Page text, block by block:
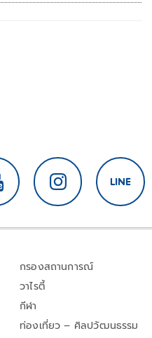
กรองสถานการณ์
วาไรตี้
กีฬา
ท่องเที่ยว – ศิลปวัฒนธรรม